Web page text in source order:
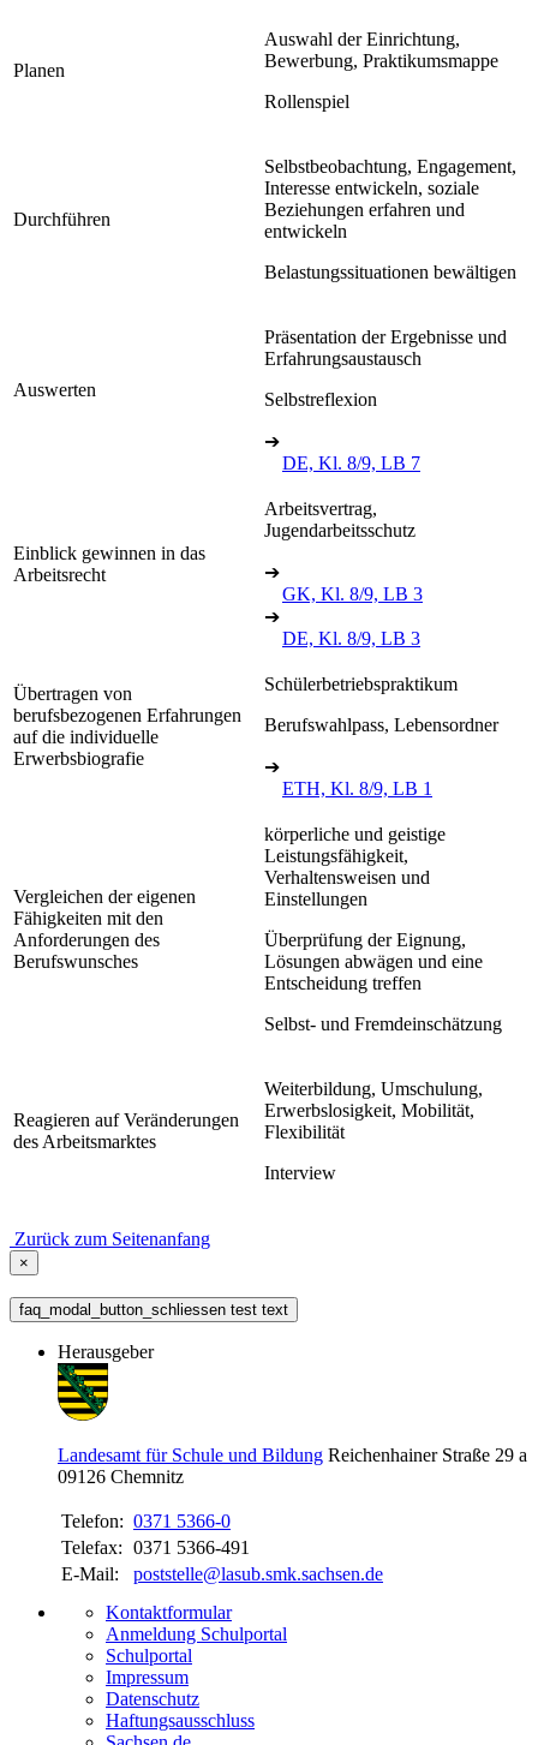
Planen
Auswahl der Einrichtung,
Bewerbung, Praktikumsmappe
Rollenspiel
Durchführen
Selbstbeobachtung, Engagement,
Interesse entwickeln, soziale
Beziehungen erfahren und
entwickeln
Belastungssituationen bewältigen
Auswerten
Präsentation der Ergebnisse und
Erfahrungsaustausch
Selbstreflexion
➔
DE, Kl. 8/9, LB 7
Einblick gewinnen in das
Arbeitsrecht
Arbeitsvertrag,
Jugendarbeitsschutz
➔
GK, Kl. 8/9, LB 3
➔
DE, Kl. 8/9, LB 3
Übertragen von
berufsbezogenen Erfahrungen
auf die individuelle
Erwerbsbiografie
Schülerbetriebspraktikum
Berufswahlpass, Lebensordner
➔
ETH, Kl. 8/9, LB 1
Vergleichen der eigenen
Fähigkeiten mit den
Anforderungen des
Berufswunsches
körperliche und geistige
Leistungsfähigkeit,
Verhaltensweisen und
Einstellungen
Überprüfung der Eignung,
Lösungen abwägen und eine
Entscheidung treffen
Selbst- und Fremdeinschätzung
Reagieren auf Veränderungen
des Arbeitsmarktes
Weiterbildung, Umschulung,
Erwerbslosigkeit, Mobilität,
Flexibilität
Interview
Zurück zum Seitenanfang
×
faq_modal_button_schliessen test text
Herausgeber
Landesamt für Schule und Bildung Reichenhainer Straße 29 a
09126 Chemnitz
Telefon: 0371 5366-0
Telefax: 0371 5366-491
E-Mail:
poststelle@lasub.smk.sachsen.de
Kontaktformular
Anmeldung Schulportal
Schulportal
Impressum
Datenschutz
Haftungsausschluss